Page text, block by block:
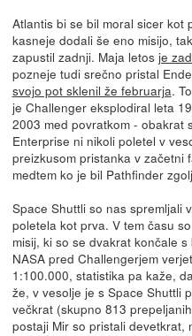
Atlantis bi se bil moral sicer kot
kasneje dodali še eno misijo,
zapustil zadnji. Maja letos je
pozneje tudi srečno pristal
svojo pot sklenil že februarja.
je Challenger eksplodiral leta
2003 med povratkom - obakrat
Enterprise ni nikoli poletel v
preizkusom pristanka v začetni
medtem ko je bil Pathfinder
Space Shuttli so nas spremljali
poletela kot prva. V tem času
misij, ki so se dvakrat končale
NASA pred Challengerjem
1:100.000, statistika pa kaže,
že, v vesolje je s Space Shuttli
večkrat (skupno 813
postaji Mir so pristali devetkrat,